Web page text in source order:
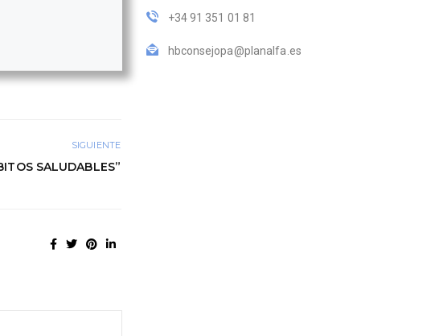
SIGUIENTE
SALUDABLES”
+34 91 351 01 81
hbconsejopa@planalfa.es